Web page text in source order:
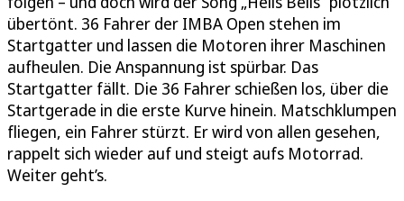
übertönt. 36 Fahrer der IMBA Open stehen im
Startgatter und lassen die Motoren ihrer Maschinen
aufheulen. Die Anspannung ist spürbar. Das
Startgatter fällt. Die 36 Fahrer schießen los, über die
Startgerade in die erste Kurve hinein. Matschklumpen
fliegen, ein Fahrer stürzt. Er wird von allen gesehen,
rappelt sich wieder auf und steigt aufs Motorrad.
Weiter geht’s.